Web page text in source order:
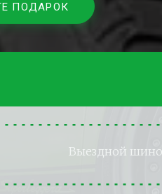
ПОДАРОК
Выездной